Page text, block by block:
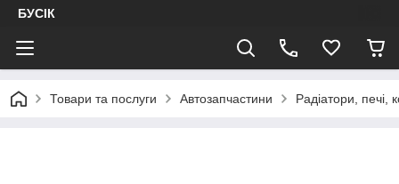
БУСІК
Товари та послуги Автозапчастини Радіатори, печі,